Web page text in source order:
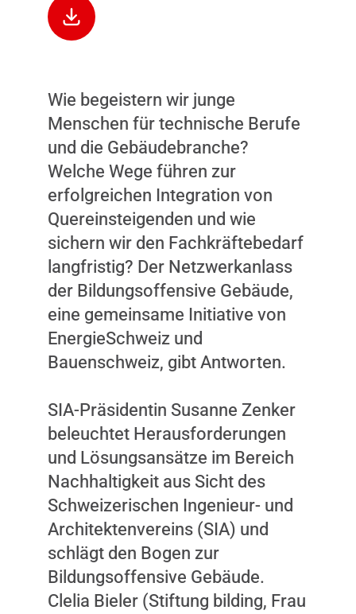
Dieser Inhalt wird nicht
angezeigt, weil Sie keine
Zustimmung dazu gegeben
haben. Durch das Laden
des Inhalts, akzeptieren Sie
Marketing-Cookies.
INHALT ANZEIGEN
Wie begeistern wir junge
Menschen für technische Berufe
und die Gebäudebranche?
Welche Wege führen zur
erfolgreichen Integration von
Quereinsteigenden und wie
sichern wir den Fachkräftebedarf
langfristig? Der Netzwerkanlass
der Bildungsoffensive Gebäude,
eine gemeinsame Initiative von
EnergieSchweiz und
Bauenschweiz, gibt Antworten.
SIA-Präsidentin Susanne Zenker
beleuchtet Herausforderungen
und Lösungsansätze im Bereich
Nachhaltigkeit aus Sicht des
Schweizerischen Ingenieur- und
Architektenvereins (SIA) und
schlägt den Bogen zur
Bildungsoffensive Gebäude.
Clelia Bieler (Stiftung bilding, Frau